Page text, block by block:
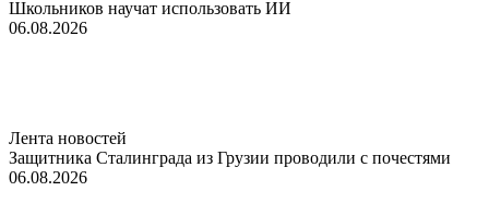
Школьников научат использовать ИИ
06.08.2026
Лента новостей
Защитника Сталинграда из Грузии проводили с почестями
06.08.2026